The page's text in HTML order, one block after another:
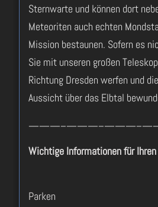
Sternwarte und können dort
Meteoriten auch echten
Mission bestaunen. Sofern es
Sie mit unseren großen
Richtung Dresden werfen und
Aussicht über das Elbtal
Wichtige Informationen für
Parken